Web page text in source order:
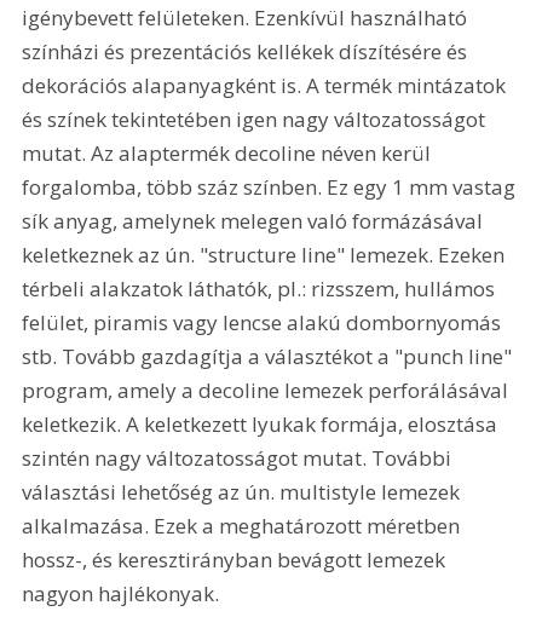
igénybevett felületeken. Ezenkívül használható
színházi és prezentációs kellékek díszítésére és
dekorációs alapanyagként is. A termék mintázatok
és színek tekintetében igen nagy változatosságot
mutat. Az alaptermék decoline néven kerül
forgalomba, több száz színben. Ez egy 1 mm vastag
sík anyag, amelynek melegen való formázásával
keletkeznek az ún. "structure line" lemezek. Ezeken
térbeli alakzatok láthatók, pl.: rizsszem, hullámos
felület, piramis vagy lencse alakú dombornyomás
stb. Tovább gazdagítja a választékot a "punch line"
program, amely a decoline lemezek perforálásával
keletkezik. A keletkezett lyukak formája, elosztása
szintén nagy változatosságot mutat. További
választási lehetőség az ún. multistyle lemezek
alkalmazása. Ezek a meghatározott méretben
hossz-, és keresztirányban bevágott lemezek
nagyon hajlékonyak.